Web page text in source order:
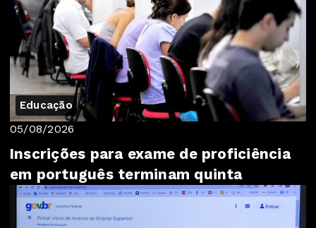
Educação
05/08/2026
Inscrições para exame de proficiência
em português terminam quinta